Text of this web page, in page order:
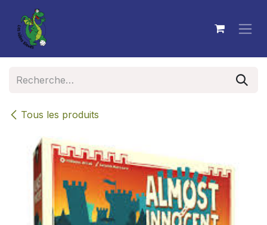
Se rendre au contenu
Tous les produits